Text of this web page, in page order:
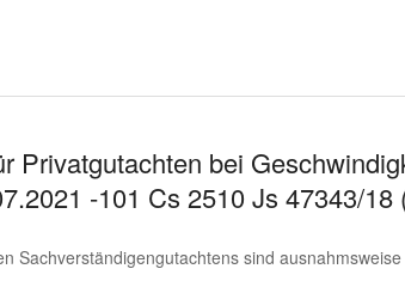
Privatgutachten bei
-101 Cs 2510 Js 47343/18
Sachverständigengutachtens sind